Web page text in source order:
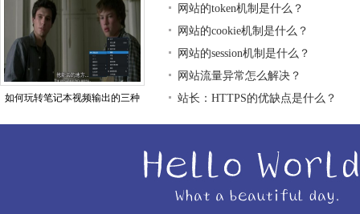
如何玩转笔记本视频输出的三种
网站的token机制是什么？
网站的cookie机制是什么？
网站的session机制是什么？
网站流量异常怎么解决？
站长：HTTPS的优缺点是什么？